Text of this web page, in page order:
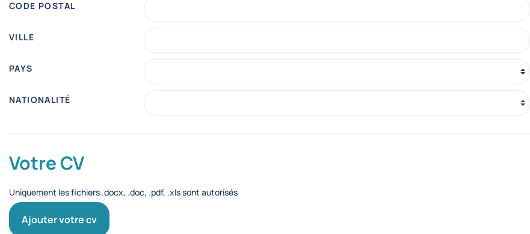
CODE POSTAL
VILLE
PAYS
NATIONALITÉ
Votre CV
Uniquement les fichiers .docx, .doc, .pdf, .xls sont autorisés
Ajouter votre cv